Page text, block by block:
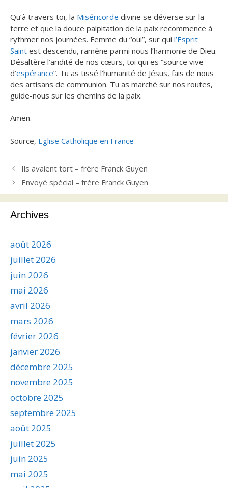
Qu’à travers toi, la Miséricorde divine se déverse sur la
terre et que la douce palpitation de la paix recommence à
rythmer nos journées. Femme du “oui”, sur qui l’Esprit
Saint est descendu, ramène parmi nous l’harmonie de Dieu.
Désaltère l’aridité de nos cœurs, toi qui es “source vive
d’espérance”. Tu as tissé l’humanité de Jésus, fais de nous
des artisans de communion. Tu as marché sur nos routes,
guide-nous sur les chemins de la paix.
Amen.
Source, Eglise Catholique en France
Ils avaient tort – frère Franck Guyen
Envoyé spécial – frère Franck Guyen
Archives
août 2026
juillet 2026
juin 2026
mai 2026
avril 2026
mars 2026
février 2026
janvier 2026
décembre 2025
novembre 2025
octobre 2025
septembre 2025
août 2025
juillet 2025
juin 2025
mai 2025